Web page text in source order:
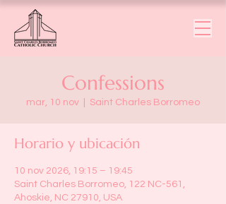
Confessions
mar, 10 nov Saint Charles Borromeo
Horario y ubicación
10 nov 2026, 19:15 – 19:45
Saint Charles Borromeo, 122 NC-561,
Ahoskie, NC 27910, USA